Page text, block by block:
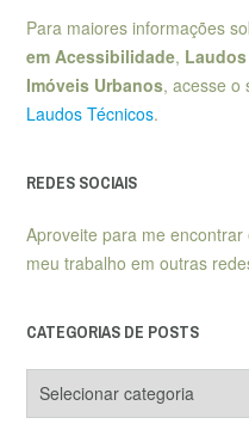
Para maiores informações
em Acessibilidade,
Imóveis Urbanos, acesse o
Laudos Técnicos.
REDES SOCIAIS
Aproveite para me
meu trabalho em outras
CATEGORIAS DE POSTS
de